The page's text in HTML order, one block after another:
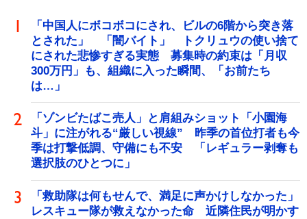
「中国人にボコボコにされ、ビルの6階から突き落
とされた」 「闇バイト」 トクリュウの使い捨て
にされた悲惨すぎる実態 募集時の約束は「月収
300万円」も、組織に入った瞬間、「お前たち
は…」
「ゾンビたばこ売人」と肩組みショット「小園海
斗」に注がれる“厳しい視線” 昨季の首位打者も今
季は打撃低調、守備にも不安 「レギュラー剥奪も
選択肢のひとつに」
「救助隊は何もせんで、満足に声かけしなかった」
レスキュー隊が救えなかった命 近隣住民が明かす